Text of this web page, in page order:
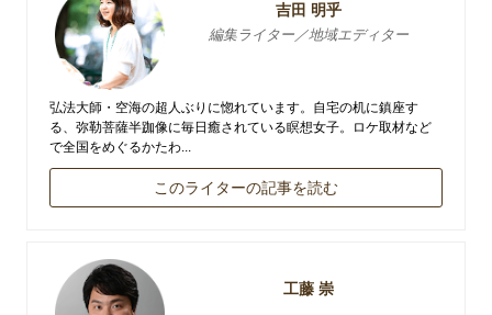
吉田 明乎
編集ライター／地域エディター
弘法大師・空海の超人ぶりに惚れています。自宅の机に鎮座す
る、弥勒菩薩半跏像に毎日癒されている瞑想女子。ロケ取材など
で全国をめぐるかたわ...
このライターの記事を読む
工藤 崇